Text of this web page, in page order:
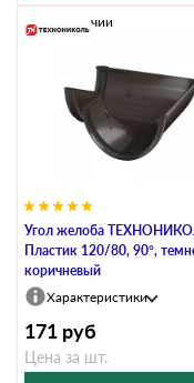
Угол желоба
Пластик 120/80, 90°,
коричневый
В наличии
Характеристики
171 руб
Цена за шт.